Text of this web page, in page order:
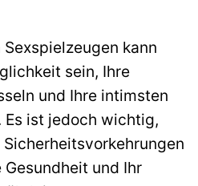
kann
sein, Ihre
und Ihre intimsten
Es ist jedoch wichtig,
und Ihr